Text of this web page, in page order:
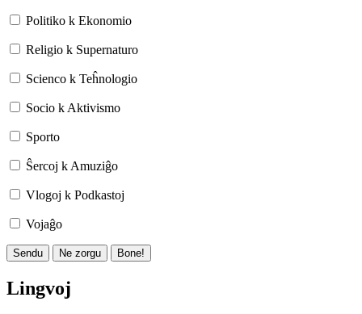
Politiko k Ekonomio
Religio k Supernaturo
Scienco k Teĥnologio
Socio k Aktivismo
Sporto
Ŝercoj k Amuziĝo
Vlogoj k Podkastoj
Vojaĝo
Sendu Ne zorgu Bone!
Lingvoj